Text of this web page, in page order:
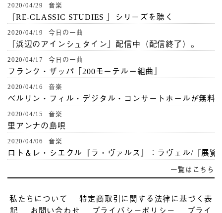
2020/04/29 音楽
『RE-CLASSIC STUDIES 』シリーズを聴く
2020/04/19 今日の一曲
『浜辺のアインシュタイン』配信中（配信終了）。
2020/04/17 今日の一曲
フランク・ザッパ「200モーテルー組曲」
2020/04/16 音楽
ベルリン・フィル・デジタル・コンサートホールが無料
2020/04/15 音楽
里アンナの島唄
2020/04/06 音楽
ロト＆レ・シエクル『ラ・ヴァルス』：ラヴェル/『展
一覧はこちら
私たちについて
特定商取引に関する法律に基づく表
記
お問い合わせ プライバシーポリシー プライ